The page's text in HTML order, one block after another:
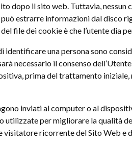
dopo il sito web. Tuttavia,
estrarre informazioni dal disco
file dei cookie è che l’utente dia
identificare una persona sono
necessario il consenso
prima del trattamento iniziale,
inviati al computer o al
utilizzate per migliorare la qualità
visitatore ricorrente del Sito Web